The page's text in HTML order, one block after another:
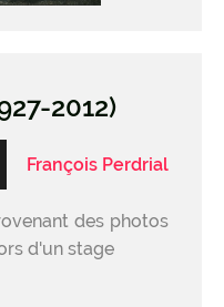
2012)
François Perdrial
des photos
d'un stage